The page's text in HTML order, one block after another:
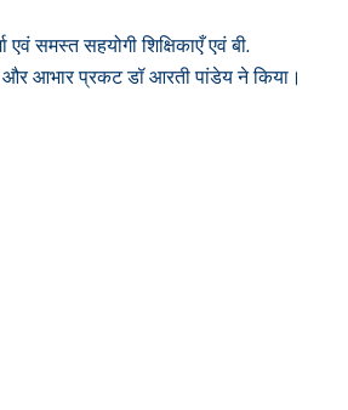
एवं समस्त सहयोगी शिक्षिकाएँ एवं बी.
और आभार प्रकट डॉ आरती पांडेय ने किया।